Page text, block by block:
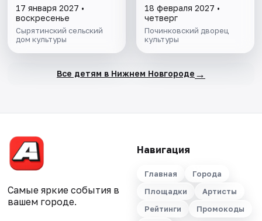
17 января 2027 •
воскресенье
Сырятинский сельский
дом культуры
18 февраля 2027 •
четверг
Починковский дворец
культуры
Все детям в Нижнем Новгороде →
Самые яркие события в
вашем городе.
Навигация
Главная
Города
Площадки
Артисты
Рейтинги
Промокоды